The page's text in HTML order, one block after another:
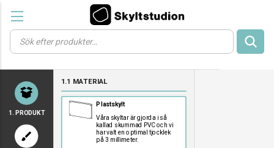
Products
search
1. PRODUKT
brush
1.1 MATERIAL
Plastskylt
Våra skyltar är gjorda i så
kallad skummad PVC och vi
har valt en optimal tjocklek
på 3 millimeter.